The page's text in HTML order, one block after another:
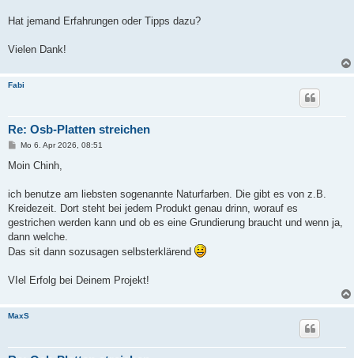
Hat jemand Erfahrungen oder Tipps dazu?
Vielen Dank!
Fabi
Re: Osb-Platten streichen
B
i
a
Mo 6. Apr 2026, 08:51
Moin Chinh,
ich benutze am liebsten sogenannte Naturfarben. Die gibt es von z.B.
Kreidezeit. Dort steht bei jedem Produkt genau drinn, worauf es
gestrichen werden kann und ob es eine Grundierung braucht und wenn ja,
dann welche.
Das sit dann sozusagen selbsterklärend
VIel Erfolg bei Deinem Projekt!
MaxS